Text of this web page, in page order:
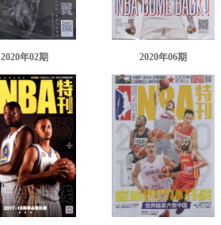
2020年02期 2020年06期